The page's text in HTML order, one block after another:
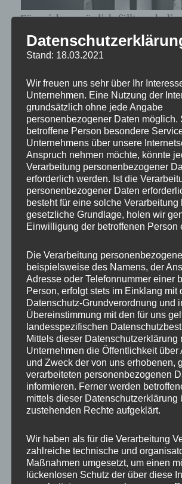
Für mich persönlich fällt auch die
„Investitionsbereitschaft“ der
sehr niedrig aus: Nur 25% der
Weiterbildung zu investieren.
würden auch einen Ortwechsel in
nehmen.
Es wird viel über den
Generationen, insb. der
diskutiert, die nicht mehr bereit
beruflichen Fortkommen alles
unterzuordnen. Für die
die ersten sehr konkreten
Wertewandels genau in solchen
sichtbar.
(die Ergebnisse wurden publiziert in
Stand: 18.03.2021
Wir freuen uns sehr über Ihr
Unternehmen. Eine Nutzung der
grundsätzlich ohne jede Angabe
personenbezogener Daten möglich.
betroffene Person besondere
Unternehmens über unsere
Anspruch nehmen möchte, könnte
Verarbeitung personenbezogener
erforderlich werden. Ist die
personenbezogener Daten
besteht für eine solche Verarbeitung
gesetzliche Grundlage, holen wir
Einwilligung der betroffenen Person
Die Verarbeitung
beispielsweise des Namens, der
Adresse oder Telefonnummer einer
Person, erfolgt stets im Einklang mit
Datenschutz-Grundverordnung und
Übereinstimmung mit den für uns
landesspezifischen
Mittels dieser Datenschutzerklärung
Unternehmen die Öffentlichkeit über
und Zweck der von uns erhobenen,
verarbeiteten personenbezogenen
informieren. Ferner werden
mittels dieser Datenschutzerklärung
zustehenden Rechte aufgeklärt.
Wir haben als für die Verarbeitung
zahlreiche technische und
Maßnahmen umgesetzt, um einen
lückenlosen Schutz der über diese